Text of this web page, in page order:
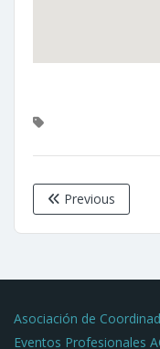
Previous
Asociación de
Eventos Profesionales